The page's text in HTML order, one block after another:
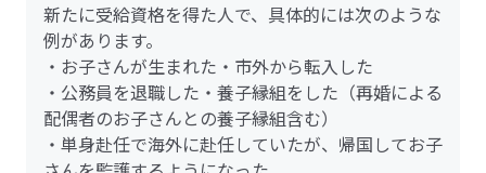
新たに受給資格を得た人で、具体的には次のような
例があります。
・お子さんが生まれた・市外から転入した
・公務員を退職した・養子縁組をした（再婚による
配偶者のお子さんとの養子縁組含む）
・単身赴任で海外に赴任していたが、帰国してお子